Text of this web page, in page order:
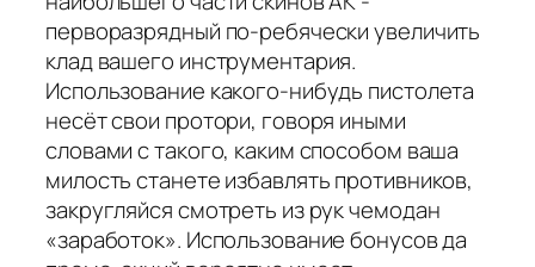
перворазрядный по-ребячески увеличить
клад вашего инструментария.
Использование какого-нибудь пистолета
несёт свои протори, говоря иными
словами с такого, каким способом ваша
милость станете избавлять противников,
закругляйся смотреть из рук чемодан
«заработок». Использование бонусов да